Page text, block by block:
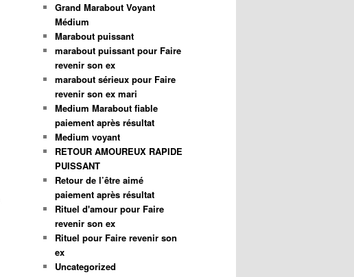
Grand Marabout Voyant
Médium
Marabout puissant
marabout puissant pour Faire
revenir son ex
marabout sérieux pour Faire
revenir son ex mari
Medium Marabout fiable
paiement après résultat
Medium voyant
RETOUR AMOUREUX RAPIDE
PUISSANT
Retour de l’être aimé
paiement après résultat
Rituel d'amour pour Faire
revenir son ex
Rituel pour Faire revenir son
ex
Uncategorized